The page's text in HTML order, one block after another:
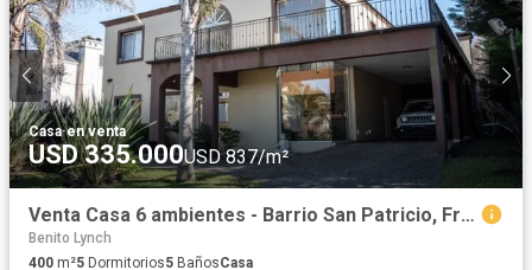
Casa·en venta
USD 335.000USD 837/m²
Venta Casa 6 ambientes - Barrio San Patricio, Francisco Alvarez
Benito Lynch
400 m²5 Dormitorios5 BañosCasa